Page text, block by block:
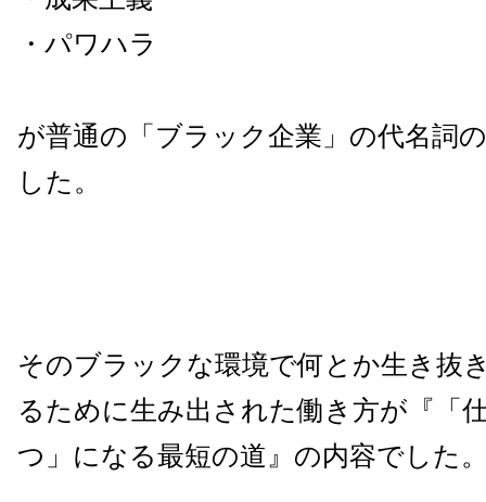
・パワハラ
が普通の「ブラック企業」の代名詞
した。
そのブラックな環境で何とか生き抜
るために生み出された働き方が『「
つ」になる最短の道』の内容でした